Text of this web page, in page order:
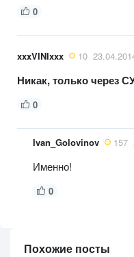
0
xxxVINIxxx 10
Никак, только через
0
Ivan_Golovinov 157
Именно!
0
Похожие посты